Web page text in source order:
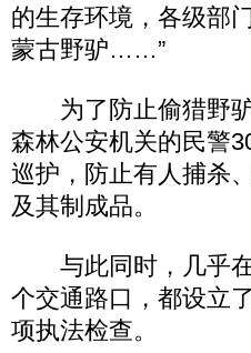
的生存环境，各级部
蒙古野驴……”
为了防止偷猎野驴
森林公安机关的民警
巡护，防止有人捕杀
及其制成品。
与此同时，几乎在
个交通路口，都设立
项执法检查。